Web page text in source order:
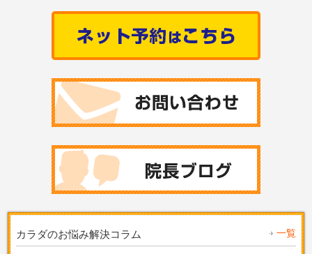
カラダのお悩み解決コラム 一覧